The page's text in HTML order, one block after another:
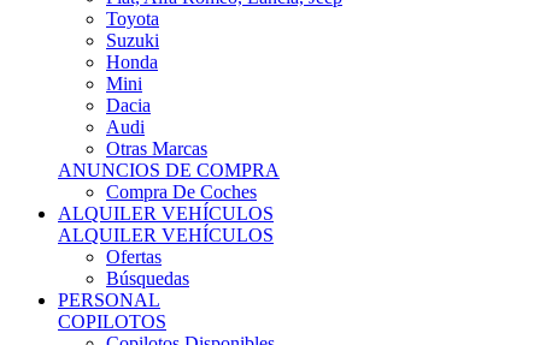
Toyota
Suzuki
Honda
Mini
Dacia
Audi
Otras Marcas
ANUNCIOS DE COMPRA
Compra De Coches
ALQUILER VEHÍCULOS
ALQUILER VEHÍCULOS
Ofertas
Búsquedas
PERSONAL
COPILOTOS